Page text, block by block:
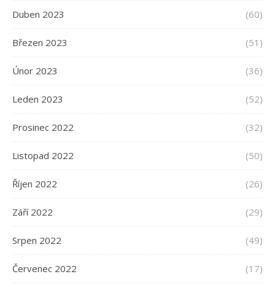
Duben 2023 (60)
Březen 2023 (51)
Únor 2023 (36)
Leden 2023 (52)
Prosinec 2022 (32)
Listopad 2022 (50)
Říjen 2022 (26)
Září 2022 (29)
Srpen 2022 (49)
Červenec 2022 (17)